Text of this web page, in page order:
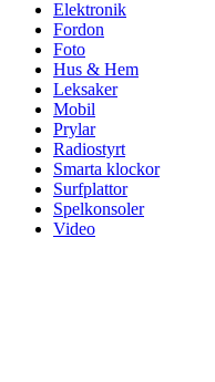
Elektronik
Fordon
Foto
Hus & Hem
Leksaker
Mobil
Prylar
Radiostyrt
Smarta klockor
Surfplattor
Spelkonsoler
Video